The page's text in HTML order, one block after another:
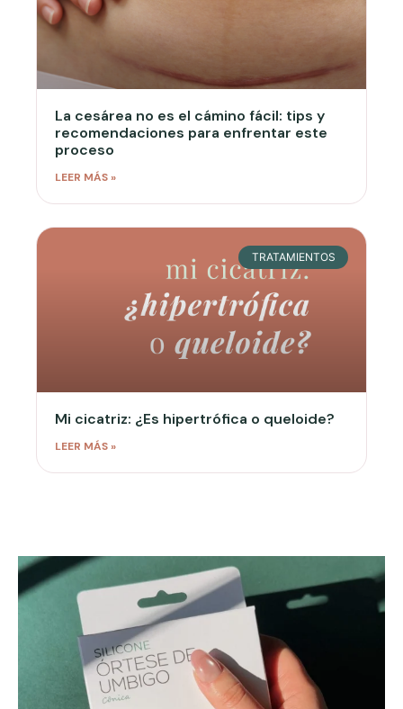
La cesárea no es el cámino fácil: tips y
recomendaciones para enfrentar este
proceso
LEER MÁS »
TRATAMIENTOS
Mi cicatriz: ¿Es hipertrófica o queloide?
LEER MÁS »